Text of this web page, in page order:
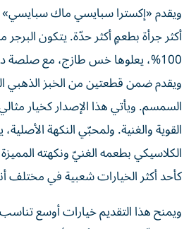
ويقدم «إكسترا سبايسي ماك سبايسي»
أكثر جرأة بطعمٍ أكثر حدّة. يتكون
100%، يعلوها خس طازج، مع صلصة
ويقدم ضمن قطعتين من الخبز
السمسم. ويأتي هذا الإصدار كخيار
القوية والغنية. ولمحبّي النكهة
الكلاسيكي بطعمه الغنيّ ونكهته
كأحد أكثر الخيارات شعبية في مختلف
ويمنح هذا التقديم خيارات أوسع